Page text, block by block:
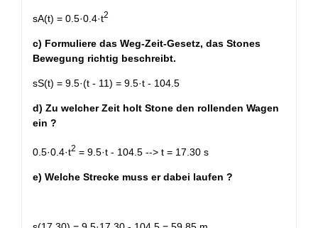
sA(t) = 0.5·0.4·t2
c) Formuliere das Weg-Zeit-Gesetz, das Stones
Bewegung richtig beschreibt.
sS(t) = 9.5·(t - 11) = 9.5·t - 104.5
d) Zu welcher Zeit holt Stone den rollenden Wagen
ein ?
0.5·0.4·t2 = 9.5·t - 104.5 --> t = 17.30 s
e) Welche Strecke muss er dabei laufen ?